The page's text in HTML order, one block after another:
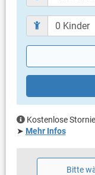
Handtücher
Internet per WLAN
Kostenlose
➤ Mehr Infos
Bitte